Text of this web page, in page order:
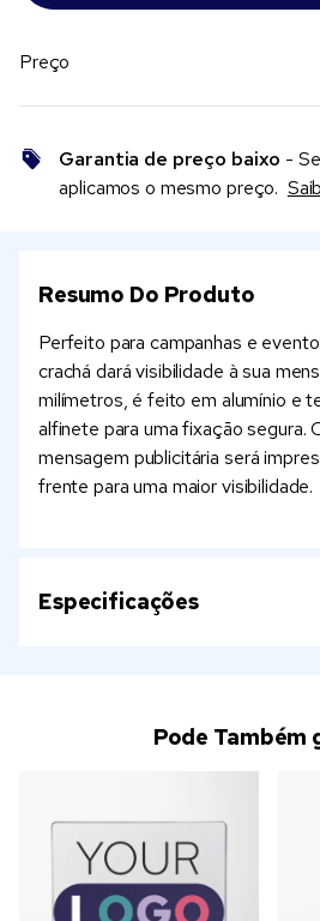
Preço
Garantia de preço baixo -
aplicamos o mesmo preço.
Resumo Do Produto
Perfeito para campanhas e
crachá dará visibilidade à sua
milímetros, é feito em alumínio e
alfinete para uma fixação segura.
mensagem publicitária será
frente para uma maior visibilidade.
Especificações
Pode Também